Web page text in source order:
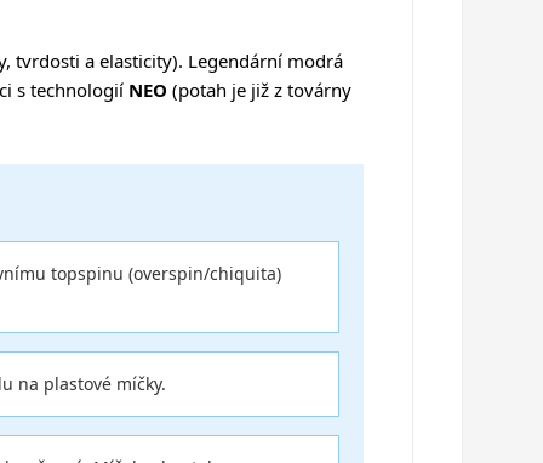
tvrdosti a elasticity). Legendární modrá
s technologií NEO (potah je již z továrny
topspinu (overspin/chiquita)
na plastové míčky.